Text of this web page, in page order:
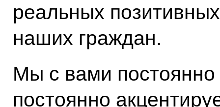
реальных
наших граждан.
Мы с вами постоянно
постоянно